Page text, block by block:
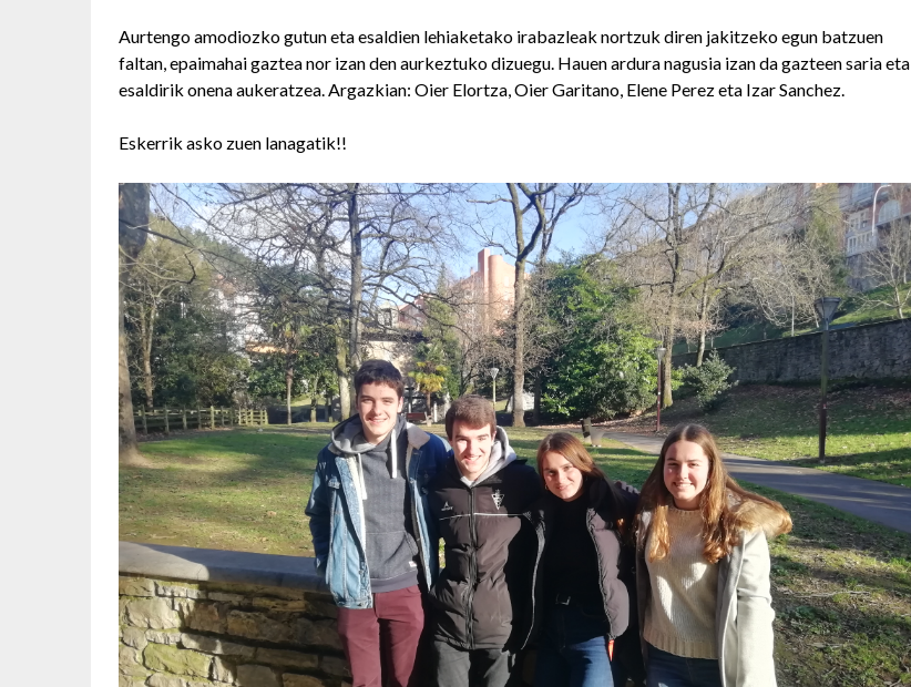
Aurtengo amodiozko gutun eta esaldien lehiaketako irabazleak nortzuk diren jakitzeko egun batzuen
faltan, epaimahai gaztea nor izan den aurkeztuko dizuegu. Hauen ardura nagusia izan da gazteen saria eta
esaldirik onena aukeratzea. Argazkian: Oier Elortza, Oier Garitano, Elene Perez eta Izar Sanchez.
Eskerrik asko zuen lanagatik!!